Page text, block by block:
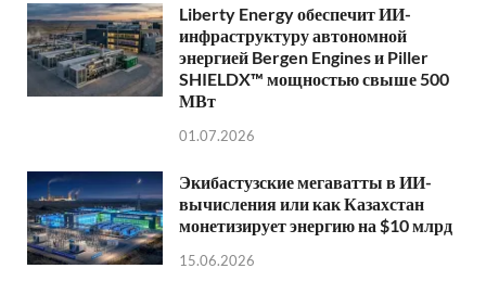
Liberty Energy обеспечит ИИ-
инфраструктуру автономной
энергией Bergen Engines и Piller
SHIELDX™ мощностью свыше 500
МВт
01.07.2026
Экибастузские мегаватты в ИИ-
вычисления или как Казахстан
монетизирует энергию на $10 млрд
15.06.2026